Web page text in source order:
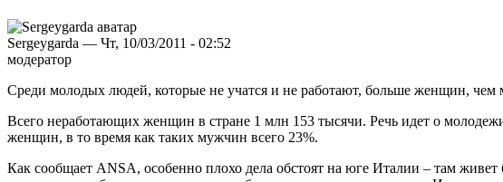
Sergeygarda — Чт, 10/03/2011 - 02:52
модератор
Среди молодых людей, которые не учатся и не работают, больше женщин,
Всего неработающих женщин в стране 1 млн 153 тысячи. Речь идет о
женщин, в то время как таких мужчин всего 23%.
Как сообщает ANSA, особенно плохо дела обстоят на юге Италии – там